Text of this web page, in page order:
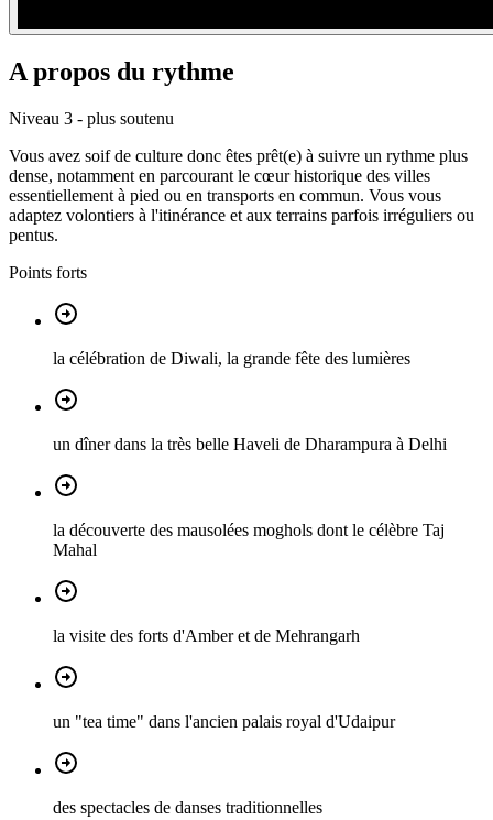
A propos du rythme
Niveau 3 - plus soutenu
Vous avez soif de culture donc êtes prêt(e) à suivre un rythme plus
dense, notamment en parcourant le cœur historique des villes
essentiellement à pied ou en transports en commun. Vous vous
adaptez volontiers à l'itinérance et aux terrains parfois irréguliers ou
pentus.
Points forts
la célébration de Diwali, la grande fête des lumières
un dîner dans la très belle Haveli de Dharampura à Delhi
la découverte des mausolées moghols dont le célèbre Taj
Mahal
la visite des forts d'Amber et de Mehrangarh
un "tea time" dans l'ancien palais royal d'Udaipur
des spectacles de danses traditionnelles